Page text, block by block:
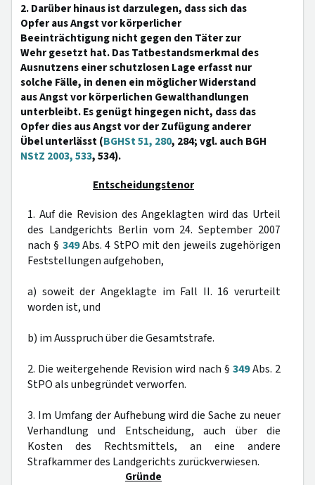
2. Darüber hinaus ist darzulegen, dass sich das
Opfer aus Angst vor körperlicher
Beeinträchtigung nicht gegen den Täter zur
Wehr gesetzt hat. Das Tatbestandsmerkmal des
Ausnutzens einer schutzlosen Lage erfasst nur
solche Fälle, in denen ein möglicher Widerstand
aus Angst vor körperlichen Gewalthandlungen
unterbleibt. Es genügt hingegen nicht, dass das
Opfer dies aus Angst vor der Zufügung anderer
Übel unterlässt (BGHSt 51, 280, 284; vgl. auch BGH
NStZ 2003, 533, 534).
Entscheidungstenor
1. Auf die Revision des Angeklagten wird das Urteil
des Landgerichts Berlin vom 24. September 2007
nach § 349Abs. 4 StPO mit den jeweils zugehörigen
Feststellungen aufgehoben,
a) soweit der Angeklagte im Fall II. 16 verurteilt
worden ist, und
b) im Ausspruch über die Gesamtstrafe.
2. Die weitergehende Revision wird nach § 349Abs. 2
StPO als unbegründet verworfen.
3. Im Umfang der Aufhebung wird die Sache zu neuer
Verhandlung und Entscheidung, auch über die
Kosten des Rechtsmittels, an eine andere
Strafkammer des Landgerichts zurückverwiesen.
Gründe